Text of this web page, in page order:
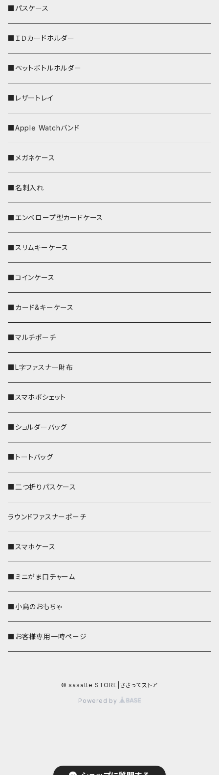
リールのみ
ストラップ付
■パスケース
■ＩＤカードホルダー
■ペットボトルホルダー
■レザートレイ
■Apple Watchバンド
■メガネケース
■名刺入れ
■エンベロープ型カードケース
■スリムキーケース
■コインケース
■カード&キーケース
■マルチポーチ
■L字ファスナー財布
■スマホポシェット
■ショルダーバッグ
■トートバッグ
■二つ折りパスケース
ラウンドファスナーポーチ
■スマホケース
■ミニがま口チャーム
■小鳥のおもちゃ
■お客様専用一時ページ
© sasatte STORE|ささってストア
Powered by